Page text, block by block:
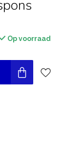
Op voorraad